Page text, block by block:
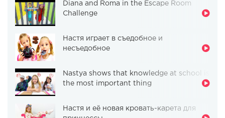
Diana and Roma in the Escape Room
Challenge
Настя играет в съедобное и
несъедобное
Nastya shows that knowledge at school is
the most important thing
Настя и её новая кровать-карета для